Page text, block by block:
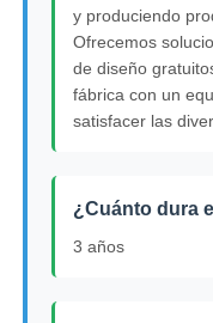
y produciendo
Ofrecemos
de diseño
fábrica con un
satisfacer las
¿Cuánto dura
3 años